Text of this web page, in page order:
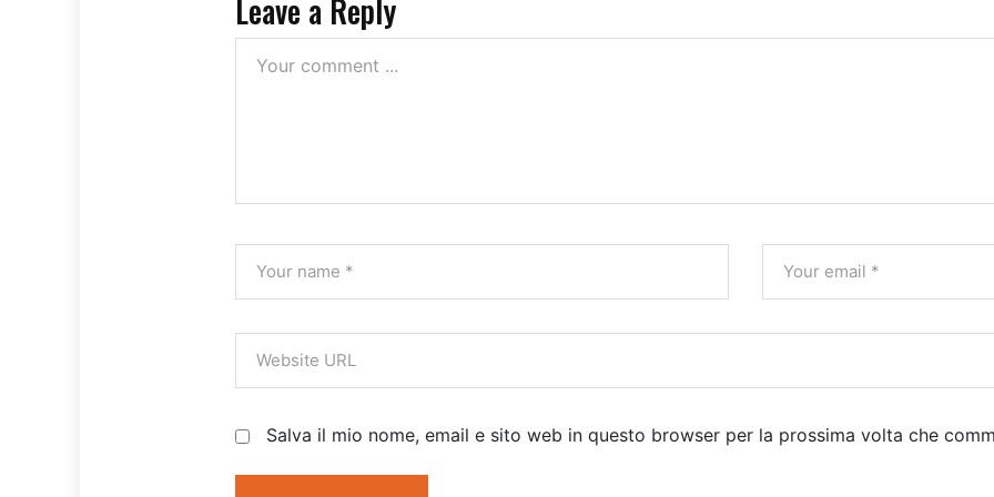
Leave a Reply
Salva il mio nome, email e sito web in questo browser per la prossima volta che